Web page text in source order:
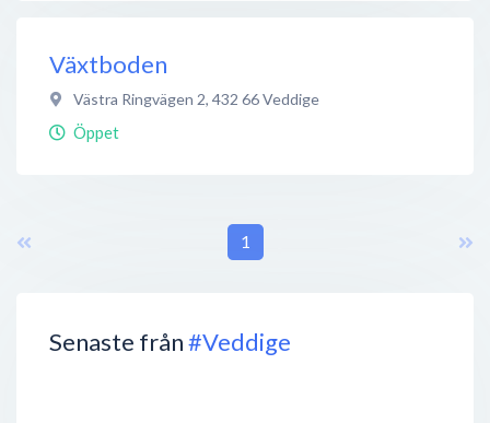
Senaste från#Veddige
Växtboden
Västra Ringvägen 2, 432 66Veddige
Öppet
1